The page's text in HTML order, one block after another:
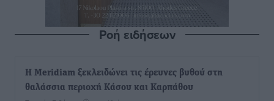
Ροή ειδήσεων
Η Meridiam ξεκλειδώνει τις έρευνες βυθού στη
θαλάσσια περιοχή Κάσου και Καρπάθου